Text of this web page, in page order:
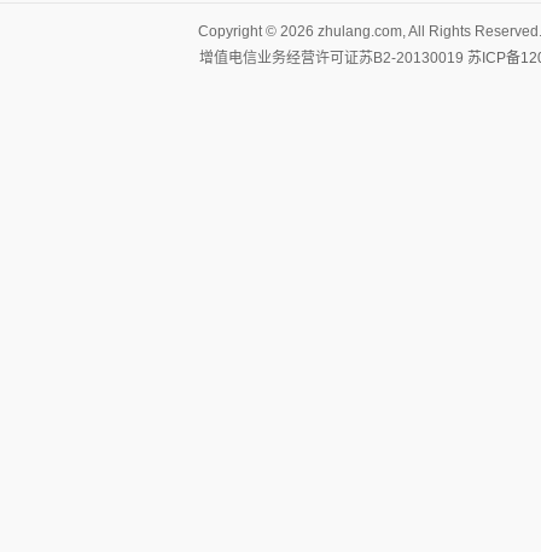
Copyright © 2026 zhulang.com, All Rights
增值电信业务经营许可证苏B2-20130019 苏ICP备